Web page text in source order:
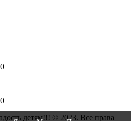
детям!!! © 2023. Все права